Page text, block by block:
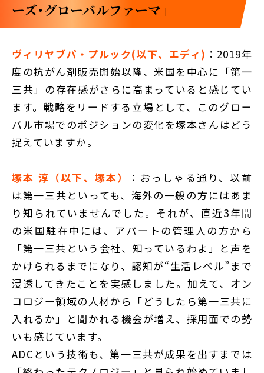
ーズ・グローバルファーマ」
ヴィリヤブパ・プルック(以下、エディ) ：2019年
度の抗がん剤販売開始以降、米国を中心に「第一
三共」の存在感がさらに高まっていると感じてい
ます。戦略をリードする立場として、このグロー
バル市場でのポジションの変化を塚本さんはどう
捉えていますか。
塚本 淳（以下、塚本）
：おっしゃる通り、以前
は第一三共といっても、海外の一般の方にはあま
り知られていませんでした。それが、直近3年間
の米国駐在中には、アパートの管理人の方から
「第一三共という会社、知っているわよ」と声を
かけられるまでになり、認知が“生活レベル”まで
浸透してきたことを実感しました。加えて、オン
コロジー領域の人材から「どうしたら第一三共に
入れるか」と聞かれる機会が増え、採用面での勢
いも感じています。
ADCという技術も、第一三共が成果を出すまでは